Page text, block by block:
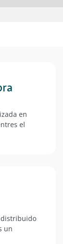
en
el
distribuido
un